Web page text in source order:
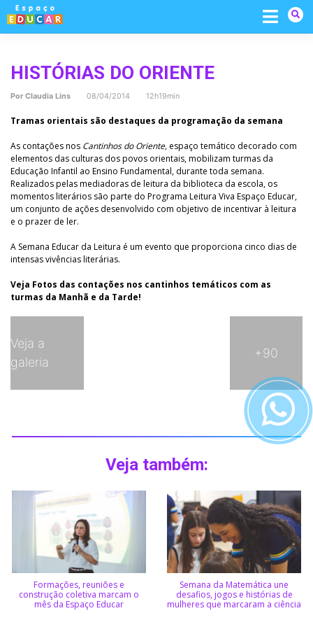
Skip
content
HISTÓRIAS DO ORIENTE
Por Claudia Lins 08/04/2014 12h19min
Tramas orientais são destaques da programação da semana
As contações nos Cantinhos do Oriente, espaço temático decorado com
elementos das culturas dos povos orientais, mobilizam turmas da
Educação Infantil ao Ensino Fundamental, durante toda semana.
Realizados pelas mediadoras de leitura da biblioteca da escola, os
momentos literários são parte do Programa Leitura Viva Espaço Educar,
um conjunto de ações desenvolvido com objetivo de incentivar à leitura
e o prazer de ler.
A Semana Educar da Leitura é um evento que proporciona cinco dias de
intensas vivências literárias.
Veja Fotos das contações nos cantinhos temáticos com as
turmas da Manhã e da Tarde!
Veja a
galeria
+90
Veja também:
Formações, reuniões e
construção coletiva marcam o
mês da Espaço Educar
Semana da Matemática une
desafios, jogos e histórias de
mulheres que marcaram a ciência